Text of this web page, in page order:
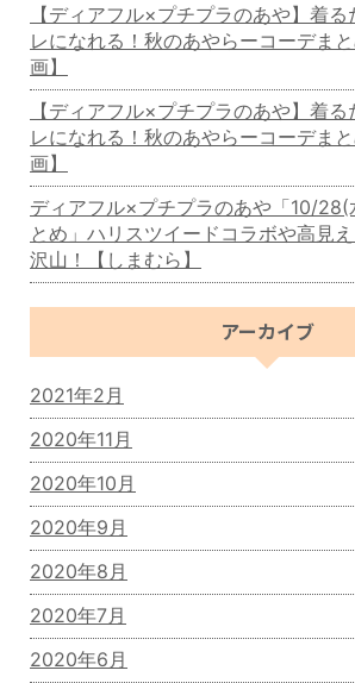
【ディアフル×プチプラのあや】着
レになれる！秋のあやらーコーデま
画】
【ディアフル×プチプラのあや】着
レになれる！秋のあやらーコーデま
画】
ディアフル×プチプラのあや「10/28(
とめ」ハリスツイードコラボや高見
沢山！【しまむら】
アーカイブ
2021年2月
2020年11月
2020年10月
2020年9月
2020年8月
2020年7月
2020年6月